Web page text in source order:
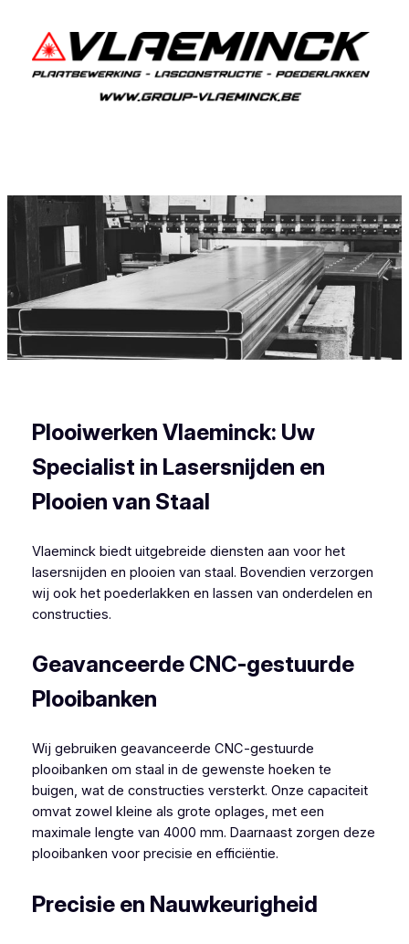
Plooiwerken Vlaeminck: Uw
Specialist in Lasersnijden en
Plooien van Staal
Vlaeminck biedt uitgebreide diensten aan voor het
lasersnijden en plooien van staal. Bovendien verzorgen
wij ook het poederlakken en lassen van onderdelen en
constructies.
Geavanceerde CNC-gestuurde
Plooibanken
Wij gebruiken geavanceerde CNC-gestuurde
plooibanken om staal in de gewenste hoeken te
buigen, wat de constructies versterkt. Onze capaciteit
omvat zowel kleine als grote oplages, met een
maximale lengte van 4000 mm. Daarnaast zorgen deze
plooibanken voor precisie en efficiëntie.
Precisie en Nauwkeurigheid